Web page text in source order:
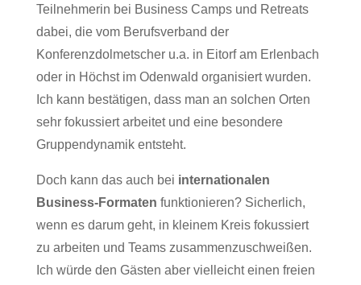
Teilnehmerin bei Business Camps und Retreats
dabei, die vom Berufsverband der
Konferenzdolmetscheru.a. in Eitorf am Erlenbach
oder in Höchst im Odenwald organisiert wurden.
Ich kann bestätigen, dass man an solchen Orten
sehr fokussiert arbeitet und eine besondere
Gruppendynamik entsteht.
Doch kann das auch bei internationalen
Business-Formaten funktionieren? Sicherlich,
wenn es darum geht, in kleinem Kreis fokussiert
zu arbeiten und Teams zusammenzuschweißen.
Ich würde den Gästen aber vielleicht einen freien